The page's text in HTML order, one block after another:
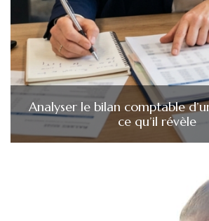
Analyser le bilan comptable
ce qu’il révèle